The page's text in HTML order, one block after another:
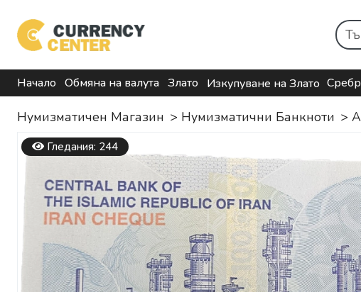
Начало Обмяна на валута Злато Изкупуване на Злато
Нумизматичен Магазин > Нумизматични Банкноти >
Гледания: 244